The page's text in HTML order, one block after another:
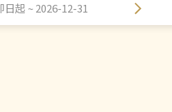
日起 ~ 2026-12-31